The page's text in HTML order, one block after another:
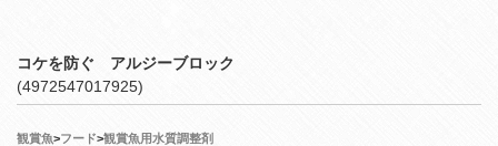
コケを防ぐ アルジーブロック
(4972547017925)
観賞魚>フード>観賞魚用水質調整剤